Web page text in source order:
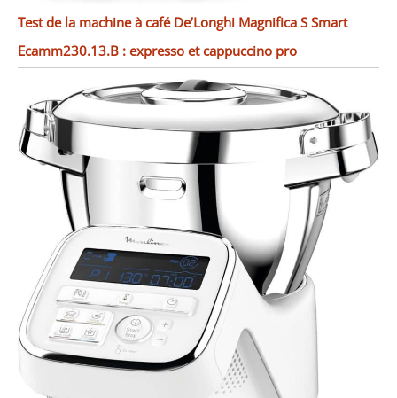
Test de la machine à café De’Longhi Magnifica S Smart
Ecamm230.13.B : expresso et cappuccino pro